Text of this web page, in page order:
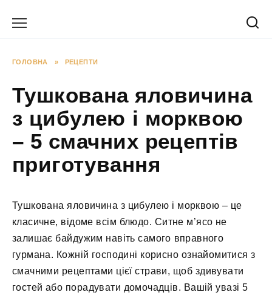
ГОЛОВНА » РЕЦЕПТИ
Тушкована яловичина
з цибулею і морквою
– 5 смачних рецептів
приготування
Тушкована яловичина з цибулею і морквою – це
класичне, відоме всім блюдо. Ситне м’ясо не
залишає байдужим навіть самого вправного
гурмана. Кожній господині корисно ознайомитися з
смачними рецептами цієї страви, щоб здивувати
гостей або порадувати домочадців. Вашій увазі 5